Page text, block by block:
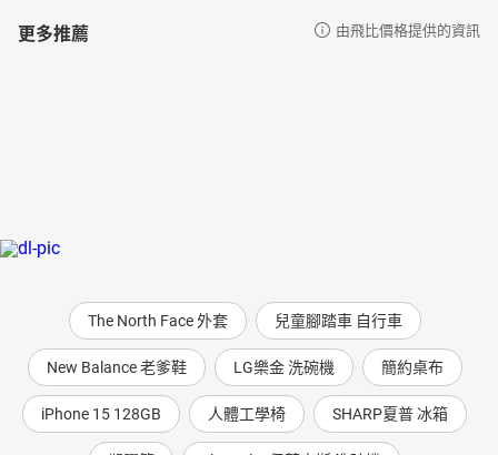
更多推薦 由飛比價格提供的資訊
The North Face 外套 兒童腳踏車 自行車
New Balance 老爹鞋 LG樂金 洗碗機 簡約桌布
iPhone 15 128GB 人體工學椅 SHARP夏普 冰箱